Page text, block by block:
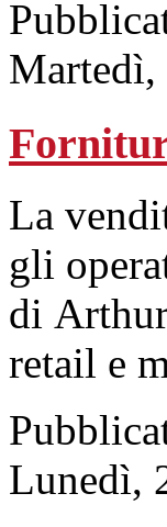
Martedì,
La
gli
di
retail e
Lunedì,